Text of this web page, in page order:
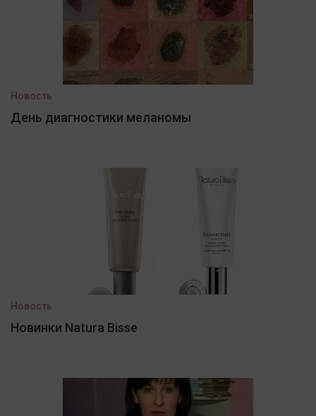
Новость
День диагностики меланомы
Новость
Новинки Natura Bisse